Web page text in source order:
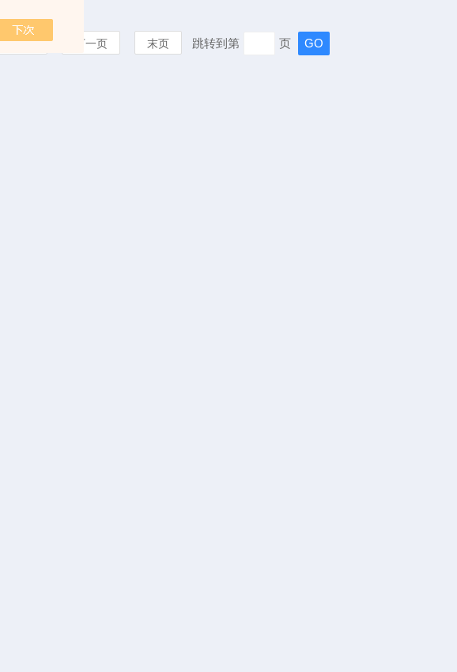
上一页 下一页 末页 跳转到第 页